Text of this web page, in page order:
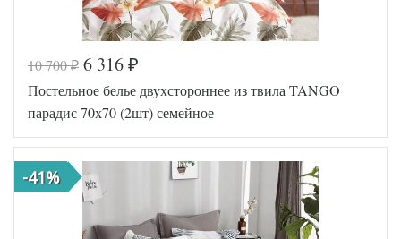
10 700₽ 6 316 ₽
Постельное белье двухстороннее из твила TANGO
парадис 70х70 (2шт) семейное
-41%